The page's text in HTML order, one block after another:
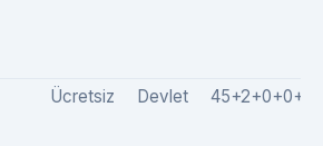
Ücretsiz Devlet 45+2+0+0+0